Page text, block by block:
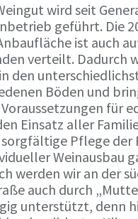
wird seit
geführt. Die
ist auch
verteilt. Dadurch
den
Böden und
für
Einsatz aller
Pflege der
Weinausbau
werden wir an der
auch durch
unterstützt, denn